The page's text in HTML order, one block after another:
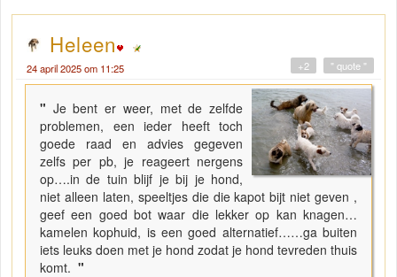
Heleen
24 april 2025 om 11:25 " quote "
+2
" Je bent er weer, met de zelfde
problemen, een ieder heeft toch
goede raad en advies gegeven
zelfs per pb, je reageert nergens
op….in de tuin blijf je bij je hond,
niet alleen laten, speeltjes die die kapot bijt niet geven ,
geef een goed bot waar die lekker op kan knagen…
kamelen kophuid, is een goed alternatief……ga buiten
iets leuks doen met je hond zodat je hond tevreden thuis
komt. "